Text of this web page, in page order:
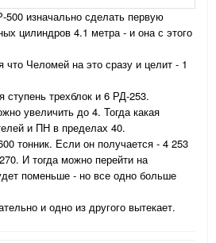
500 изначально сделать первую
цилиндров 4.1 метра - и она с этого
что Челомей на это сразу и целит - 1
ступень трехблок и 6 РД-253.
увеличить до 4. Тогда какая
и ПН в пределах 40.
тонник. Если он получается - 4 253
И тогда можно перейти на
поменьше - но все одно больше
и одно из другого вытекает.